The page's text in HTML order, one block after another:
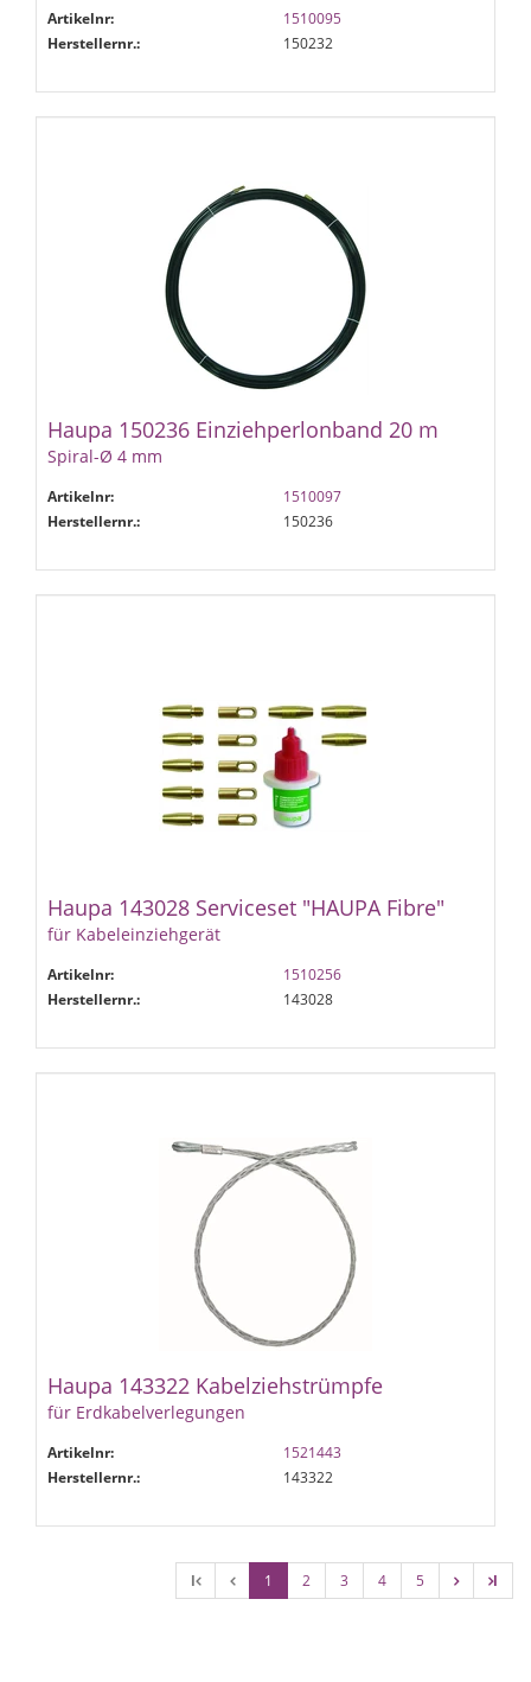
Artikelnr:
1510095
Herstellernr.:
150232
Haupa 150236 Einziehperlonband 20 m
Spiral-Ø 4 mm
Artikelnr:
1510097
Herstellernr.:
150236
Haupa 143028 Serviceset "HAUPA Fibre"
für Kabeleinziehgerät
Artikelnr:
1510256
Herstellernr.:
143028
Haupa 143322 Kabelziehstrümpfe
für Erdkabelverlegungen
Artikelnr:
1521443
Herstellernr.:
143322
l 1 2 3 4 5 l